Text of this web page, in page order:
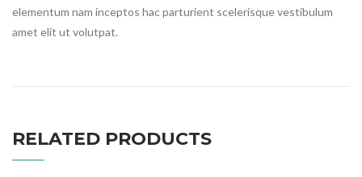
elementum nam inceptos hac parturient scelerisque vestibulum
amet elit ut volutpat.
RELATED PRODUCTS